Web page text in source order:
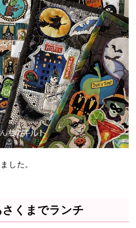
した。
くまでランチ